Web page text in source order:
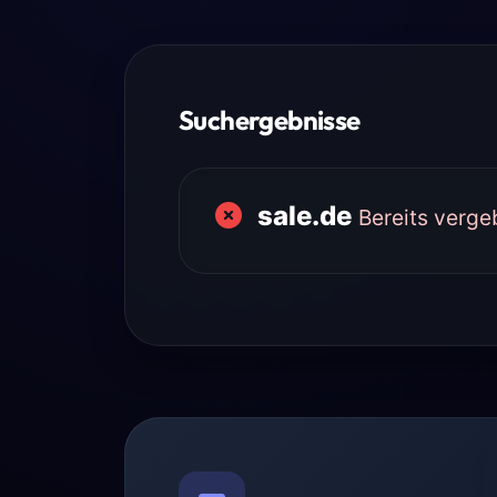
Suchergebnisse
sale.de Bereits